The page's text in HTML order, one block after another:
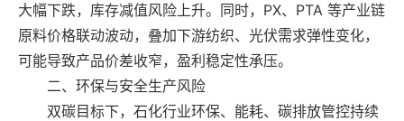
大幅下跌，库存减值风险上升。同时，PX、PTA 等产业链
原料价格联动波动，叠加下游纺织、光伏需求弹性变化，
可能导致产品价差收窄，盈利稳定性承压。
二、环保与安全生产风险
双碳目标下，石化行业环保、能耗、碳排放管控持续